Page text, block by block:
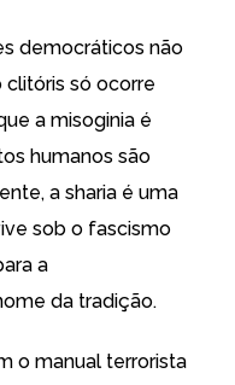
democráticos não
só ocorre
a misoginia é
humanos são
a sharia é uma
sob o fascismo
a
da tradição.
o manual terrorista